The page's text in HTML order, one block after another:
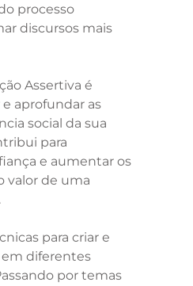
processo
discursos mais
Assertiva é
aprofundar as
social da sua
para
e aumentar os
valor de uma
para criar e
em diferentes
por temas